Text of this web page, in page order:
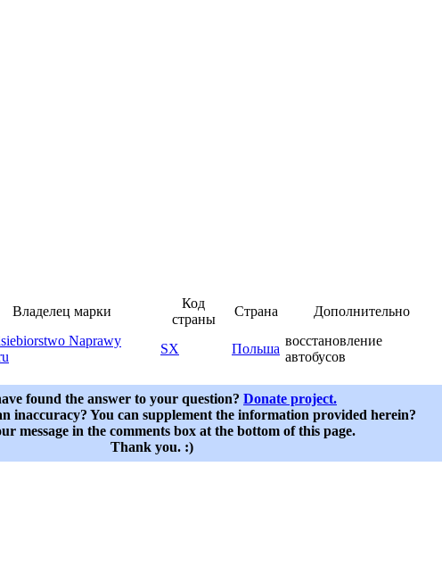
Владелец марки
Код
страны
Страна Дополнительно
Naprawy
SX Польша
восстановление
автобусов
found the answer to your question? Donate project.
inaccuracy? You can supplement the information provided herein?
message in the comments box at the bottom of this page.
Thank you. :)